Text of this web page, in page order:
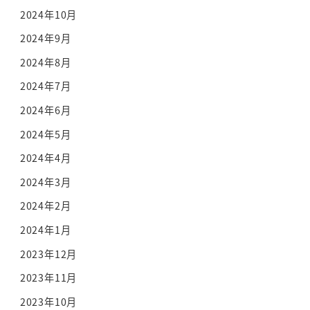
2024年10月
2024年9月
2024年8月
2024年7月
2024年6月
2024年5月
2024年4月
2024年3月
2024年2月
2024年1月
2023年12月
2023年11月
2023年10月